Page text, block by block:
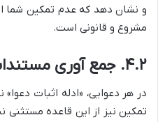
و نشان دهد که عدم تمکین شما
مشروع و قانونی است.
۴.۲. جمع آوری مستندات و ادله اثبات دعوا
در هر دعوایی، «ادله اثبات
تمکین نیز از این قاعده